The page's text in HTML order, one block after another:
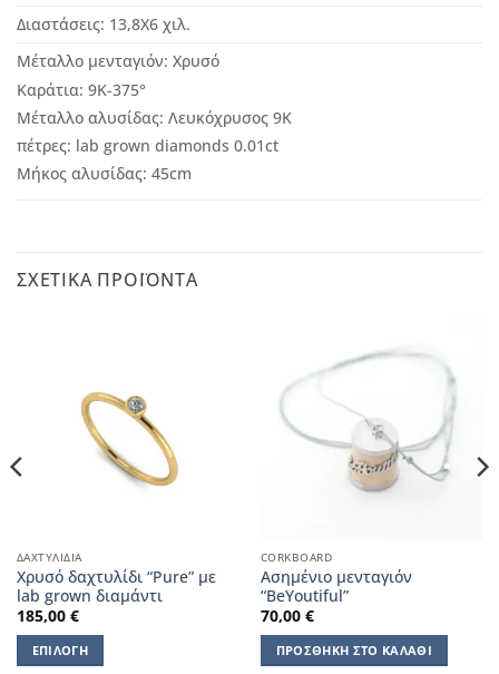
Διαστάσεις: 13,8Χ6 χιλ.
Μέταλλο μενταγιόν: Χρυσό
Καράτια: 9Κ-375°
Μέταλλο αλυσίδας: Λευκόχρυσος 9Κ
πέτρες: lab grown diamonds 0.01ct
Μήκος αλυσίδας: 45cm
ΣΧΕΤΙΚΆ ΠΡΟΪΌΝΤΑ
ΔΑΧΤΥΛΊΔΙΑ
Χρυσό δαχτυλίδι “Pure” με
lab grown διαμάντι
185,00 €
ΕΠΙΛΟΓΉ
CORKBOARD
Ασημένιο μενταγιόν
“BeYoutiful”
70,00 €
ΠΡΟΣΘΉΚΗ ΣΤΟ ΚΑΛΆΘΙ